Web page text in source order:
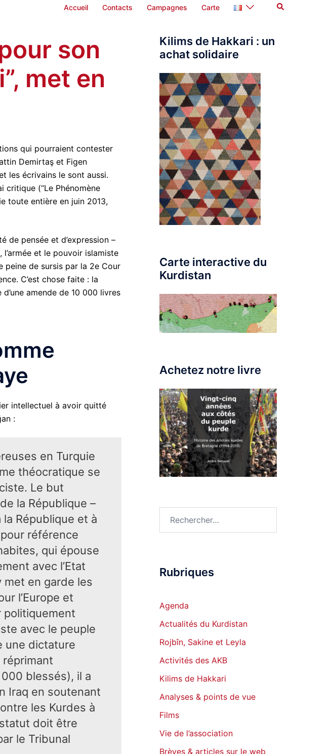
Accueil Contacts Campagnes Carte Rechercher
son
met en
qui pourraient contester
Demirtaş et Figen
les écrivains le sont aussi.
critique (“Le Phénomène
toute entière en juin 2013,
de pensée et d’expression –
et le pouvoir islamiste
peine de sursis par la 2e Cour
C’est chose faite : la
amende de 10 000 livres
intellectuel à avoir quitté
:
en Turquie
théocratique se
Le but
la République –
République et à
référence
qui épouse
avec l’Etat
met en garde les
l’Europe et
politiquement
avec le peuple
une dictature
réprimant
blessés), il a
Iraq en soutenant
les Kurdes à
doit être
le Tribunal
Kilims de Hakkari : un
achat solidaire
Carte interactive du
Kurdistan
Achetez notre livre
Rubriques
Agenda
Actualités du Kurdistan
Rojbîn, Sakine et Leyla
Activités des AKB
Kilims de Hakkari
Analyses & points de vue
Films
Vie de l’association
Brèves & articles sur le web